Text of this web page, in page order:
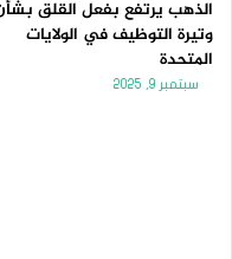
الذهب يرتفع بفعل القلق
وتيرة التوظيف في الولايات
المتحدة
سبتمبر 9, 2025